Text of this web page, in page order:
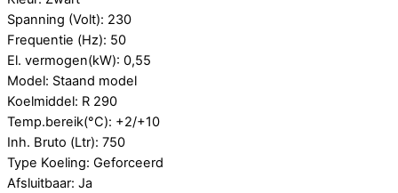
Spanning (Volt): 230
Frequentie (Hz): 50
El. vermogen(kW): 0,55
Model: Staand model
Koelmiddel: R 290
Temp.bereik(°C): +2/+10
Inh. Bruto (Ltr): 750
Type Koeling: Geforceerd
Afsluitbaar: Ja